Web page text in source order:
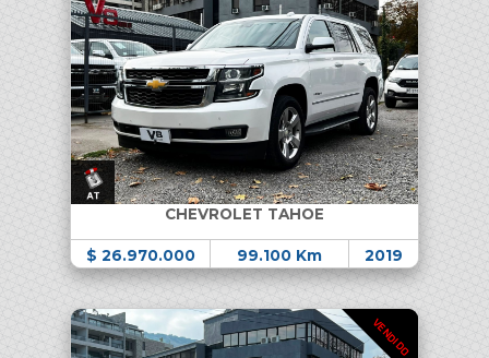
CHEVROLET TAHOE
$ 26.970.000 99.100 Km 2019
VENDIDO